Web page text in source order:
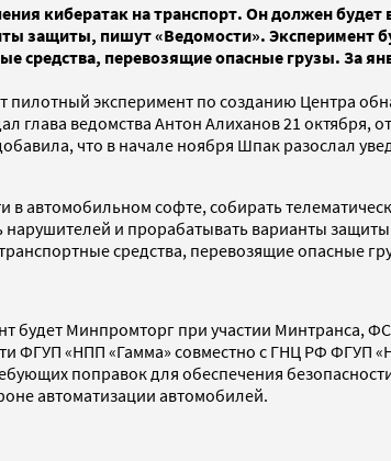
кибератак на транспорт. Он должен
защиты, пишут «Ведомости». Эксперимент
перевозящие опасные грузы. За
эксперимент по созданию Центра
глава ведомства Антон Алиханов 21
что в начале ноября Шпак разослал
в автомобильном софте, собирать
и прорабатывать варианты
средства, перевозящие опасные
будет Минпромторг при участии Минтранса,
«НПП «Гамма» совместно с ГНЦ РФ ФГУП
поправок для обеспечения
автоматизации автомобилей.